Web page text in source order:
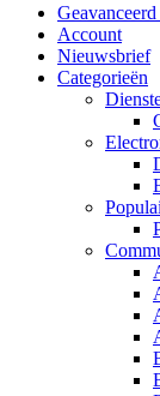
Account
Nieuwsbrief
Categorieën